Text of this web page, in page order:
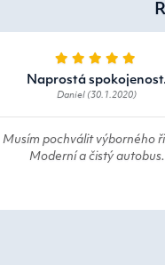
Naprostá spokojenost.
Daniel (30.1.2020)
Musím pochválit výborného
Moderní a čistý autobus.